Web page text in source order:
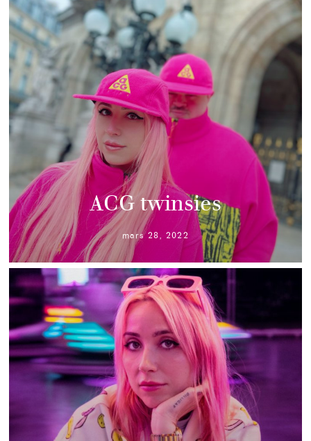
ACG twinsies
mars 28, 2022